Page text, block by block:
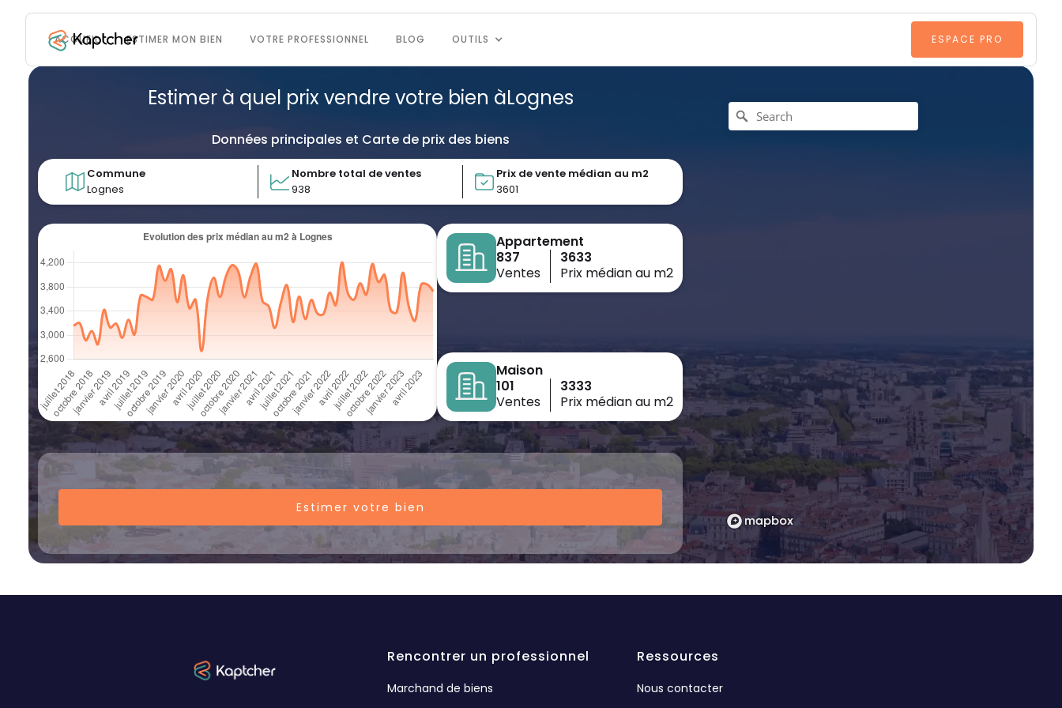
ACCUEIL ESTIMER MON BIEN VOTRE PROFESSIONNEL BLOG OUTILS ESPACE PRO
Estimer à quel prix vendre votre bien àLognes
Données principales et Carte de prix des biens
Commune
Lognes
Nombre total de ventes
938
Prix de vente médian au m2
3601
Appartement
837
Ventes
3633
Prix médian au m2
Maison
101
Ventes
3333
Prix médian au m2
Estimer votre bien
Rencontrer un professionnel
Marchand de biens
Ressources
Nous contacter